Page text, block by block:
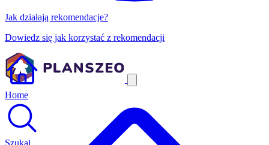
Jak działają rekomendacje?
Dowiedz się jak korzystać z rekomendacji
Home
Szukaj